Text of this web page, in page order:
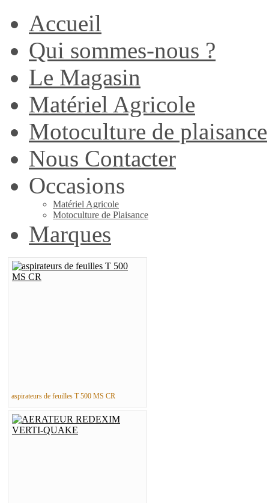
Accueil
Qui sommes-nous ?
Le Magasin
Matériel Agricole
Motoculture de plaisance
Nous Contacter
Occasions
Matériel Agricole
Motoculture de Plaisance
Marques
aspirateurs de feuilles T 500 MS CR